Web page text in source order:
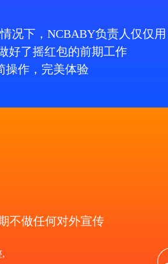
况下，NCBABY负责人仅仅用
好了摇红包的前期工作
操作，完美体验
不做任何对外宣传
,